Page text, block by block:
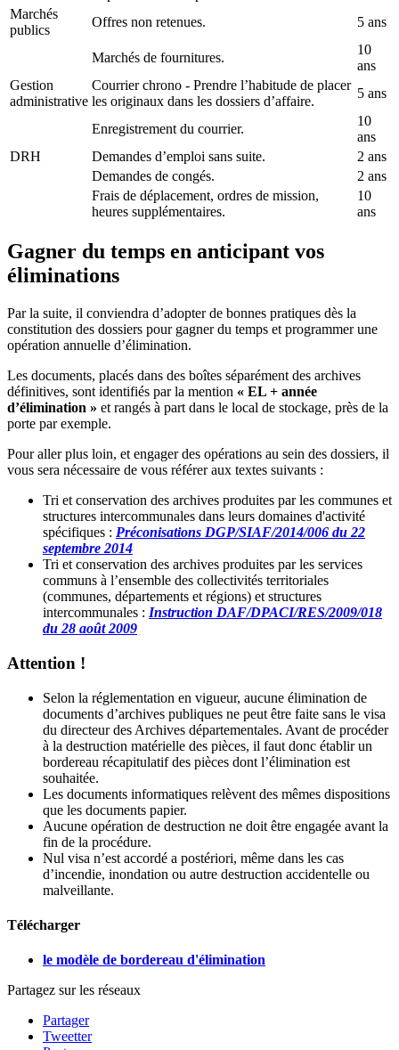
Marchés
publics
Offres non retenues. 5 ans
Marchés de fournitures.
10
ans
Gestion
administrative
Courrier chrono - Prendre l’habitude de placer
les originaux dans les dossiers d’affaire.
5 ans
Enregistrement du courrier.
10
ans
DRH
Demandes d’emploi sans suite.
2 ans
Demandes de congés.
2 ans
Frais de déplacement, ordres de mission,
heures supplémentaires.
10
ans
Gagner du temps en anticipant vos
éliminations
Par la suite, il conviendra d’adopter de bonnes pratiques dès la
constitution des dossiers pour gagner du temps et programmer une
opération annuelle d’élimination.
Les documents, placés dans des boîtes séparément des archives
définitives, sont identifiés par la mention « EL + année
d’élimination » et rangés à part dans le local de stockage, près de la
porte par exemple.
Pour aller plus loin, et engager des opérations au sein des dossiers, il
vous sera nécessaire de vous référer aux textes suivants :
Tri et conservation des archives produites par les communes et
structures intercommunales dans leurs domaines d'activité
spécifiques : Préconisations DGP/SIAF/2014/006 du 22
septembre 2014
Tri et conservation des archives produites par les services
communs à l’ensemble des collectivités territoriales
(communes, départements et régions) et structures
intercommunales : Instruction DAF/DPACI/RES/2009/018
du 28 août 2009
Attention !
Selon la réglementation en vigueur, aucune élimination de
documents d’archives publiques ne peut être faite sans le visa
du directeur des Archives départementales. Avant de procéder
à la destruction matérielle des pièces, il faut donc établir un
bordereau récapitulatif des pièces dont l’élimination est
souhaitée.
Les documents informatiques relèvent des mêmes dispositions
que les documents papier.
Aucune opération de destruction ne doit être engagée avant la
fin de la procédure.
Nul visa n’est accordé a postériori, même dans les cas
d’incendie, inondation ou autre destruction accidentelle ou
malveillante.
Télécharger
le modèle de bordereau d'élimination
Partagez sur les réseaux
Partager
Tweetter